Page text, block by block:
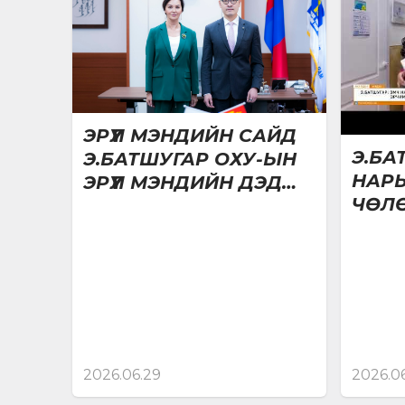
тогтолцоог олон улсын жишигт хүргэх
ЭРҮҮЛ МЭНДИЙН САЙД
Э.БАТШУГАР ОХУ-ЫН
ЭРҮҮЛ МЭНДИЙН ДЭД
2026.06.29